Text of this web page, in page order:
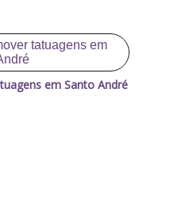
em Santo André